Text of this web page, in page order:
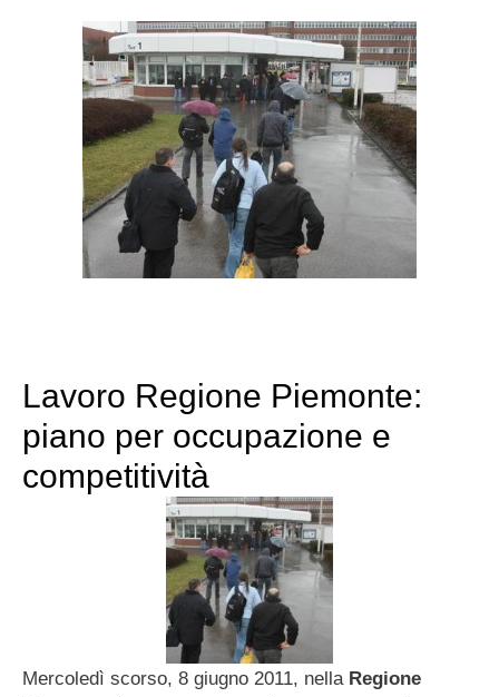
Lavoro Regione Piemonte:
piano per occupazione e
competitività
Mercoledì scorso, 8 giugno 2011, nella Regione